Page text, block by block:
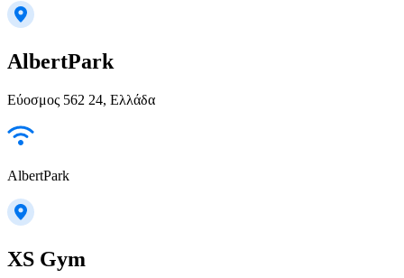
AlbertPark
Εύοσμος 562 24, Ελλάδα
AlbertPark
XS Gym